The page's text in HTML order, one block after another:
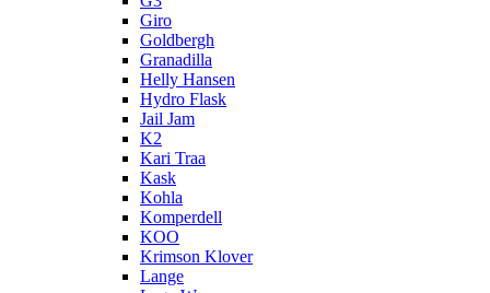
Giro
Goldbergh
Granadilla
Helly Hansen
Hydro Flask
Jail Jam
K2
Kari Traa
Kask
Kohla
Komperdell
KOO
Krimson Klover
Lange